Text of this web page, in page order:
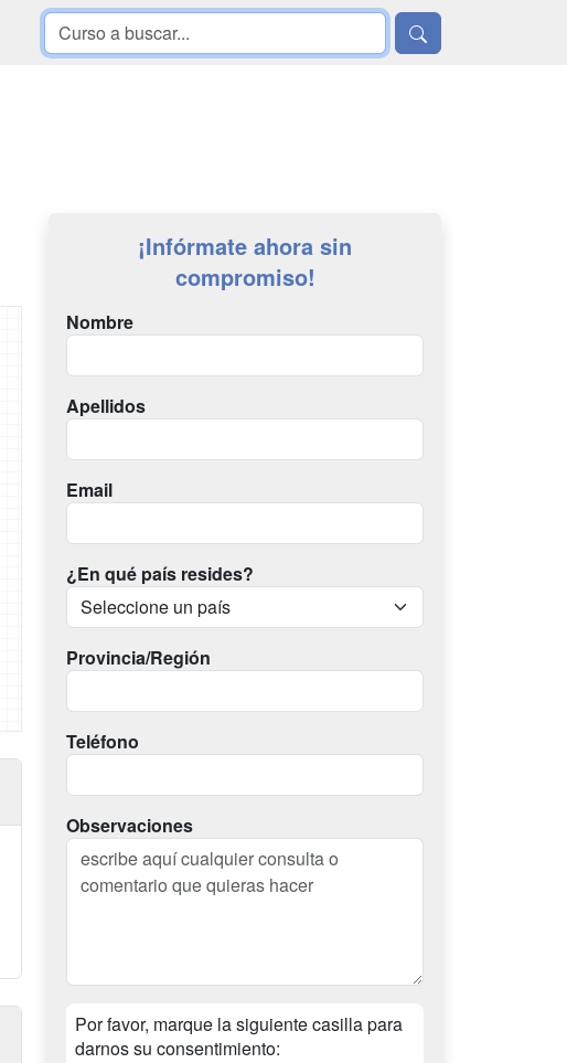
¡Infórmate ahora sin
compromiso!
Nombre
Apellidos
Email
¿En qué país resides?
Provincia/Región
Teléfono
Observaciones
Por favor, marque la siguiente casilla para
darnos su consentimiento: